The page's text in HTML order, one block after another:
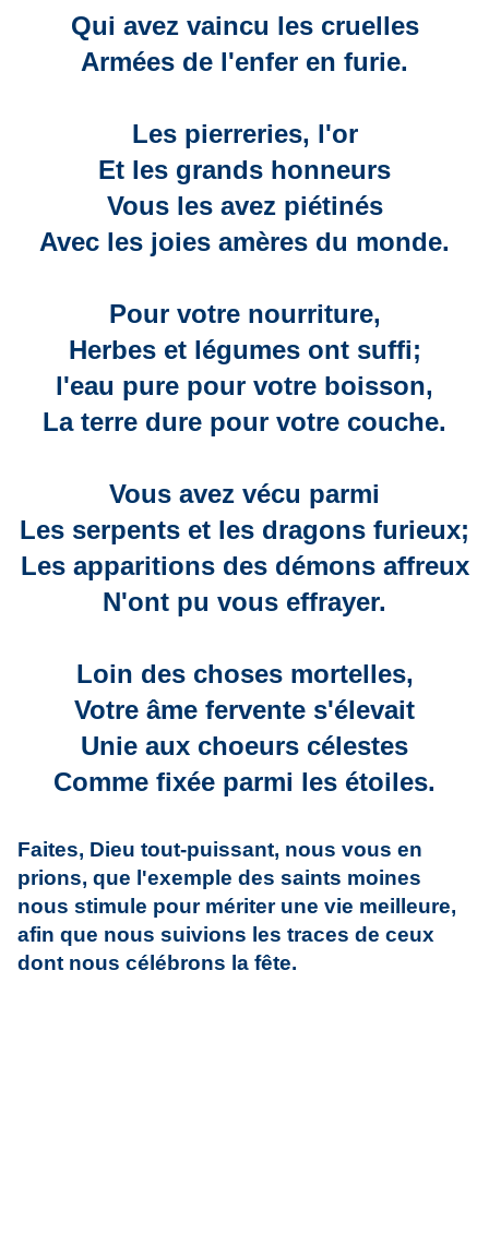
Qui avez vaincu les cruelles
Armées de l'enfer en furie.
Les pierreries, l'or
Et les grands honneurs
Vous les avez piétinés
Avec les joies amères du monde.
Pour votre nourriture,
Herbes et légumes ont suffi;
l'eau pure pour votre boisson,
La terre dure pour votre couche.
Vous avez vécu parmi
Les serpents et les dragons furieux;
Les apparitions des démons affreux
N'ont pu vous effrayer.
Loin des choses mortelles,
Votre âme fervente s'élevait
Unie aux choeurs célestes
Comme fixée parmi les étoiles.
Faites, Dieu tout-puissant, nous vous en
prions, que l'exemple des saints moines
nous stimule pour mériter une vie meilleure,
afin que nous suivions les traces de ceux
dont nous célébrons la fête.